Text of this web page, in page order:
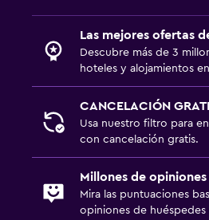
Las mejores ofertas
Descubre más de 3
hoteles y alojamientos
CANCELACIÓN
Usa nuestro filtro para
con cancelación gratis.
Millones de opiniones
Mira las puntuaciones
opiniones de huéspedes